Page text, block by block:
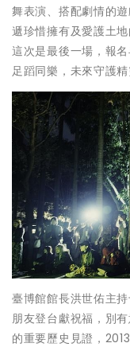
舞表演、搭配劇情的
遞珍惜擁有及愛護土
這次是最後一場，報
足蹈同樂，未來守護
臺博館館長洪世佑主
朋友登台獻祝福，別
的重要歷史見證，